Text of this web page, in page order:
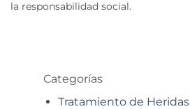
la responsabilidad social.
Categorías
Tratamiento de Heridas